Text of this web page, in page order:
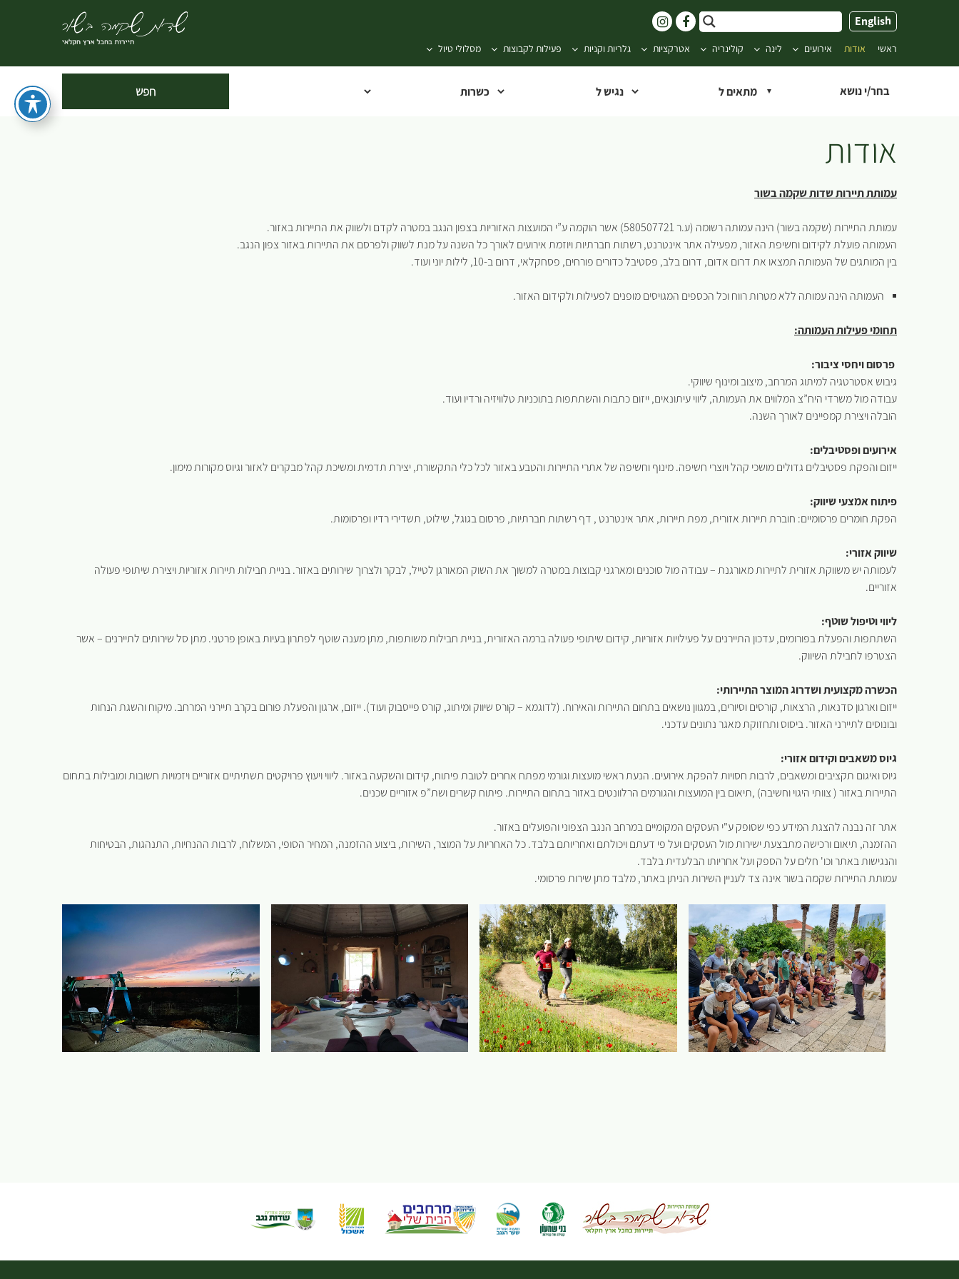
English
ראשי אודות אירועים לינה קולינריה אטרקציות גלריות וקניות פעילות לקבוצות מסלולי טיול
בחר/י נושא
אודות
עמותת תיירות שדות שקמה בשור
עמותת התיירות (שקמה בשור) הינה עמותה רשומה (ע.ר 580507721) אשר הוקמה ע”י המועצות האזוריות בצפון הנגב במטרה לקדם ולשווק את התיירות באזור.
העמותה פועלת לקידום וחשיפת האזור, מפעילה אתר אינטרנט, רשתות חברתיות ויוזמת אירועים לאורך כל השנה על מנת לשווק ולפרסם את התיירות באזור צפון הנגב.
בין המותגים של העמותה תמצאו את דרום אדום, דרום בלב, פסטיבל כדורים פורחים, פסחקלאי, דרום ב-10, לילות יוני ועוד.
העמותה הינה עמותה ללא מטרות רווח וכל הכספים המגויסים מופנים לפעילות ולקידום האזור.
תחומי פעילות העמותה:
פרסום ויחסי ציבור:
גיבוש אסטרטגיה למיתוג המרחב, מיצוב ומינוף שיווקי.
עבודה מול משרדי היח”צ המלווים את העמותה, ליווי עיתונאים, ייזום כתבות והשתתפות בתוכניות טלוויזיה ורדיו ועוד.
הובלה ויצירת קמפיינים לאורך השנה.
אירועים ופסטיבלים:
ייזום והפקת פסטיבלים גדולים מושכי קהל ויוצרי חשיפה. מינוף וחשיפה של אתרי התיירות והטבע באזור לכל כלי התקשורת, יצירת תדמית ומשיכת קהל מבקרים לאזור וגיוס מקורות מימון.
פיתוח אמצעי שיווק:
הפקת חומרים פרסומיים: חוברת תיירות אזורית, מפת תיירות, אתר אינטרנט , דף רשתות חברתיות, פרסום בגוגל, שילוט, תשדירי רדיו ופרסומות.
שיווק אזורי:
לעמותה יש משווקת אזורית לתיירות מאורגנת – עבודה מול סוכנים ומארגני קבוצות במטרה למשוך את השוק המאורגן לטייל, לבקר ולצרוך שירותים באזור. בניית חבילות תיירות אזוריות ויצירת שיתופי פעולה
אזוריים.
ליווי וטיפול שוטף:
השתתפות והפעלת בפורומים, עדכון התיירנים על פעילויות אזוריות, קידום שיתופי פעולה ברמה האזורית, בניית חבילות משותפות, מתן מענה שוטף לפתרון בעיות באופן פרטני. מתן סל שירותים לתיירנים – אשר
הצטרפו לחבילת השיווק.
הכשרה מקצועית ושדרוג המוצר התיירותי:
ייזום וארגון סדנאות, הרצאות, קורסים וסיורים, במגוון נושאים בתחום התיירות והאירוח. (לדוגמא – קורס שיווק ומיתוג, קורס פייסבוק ועוד). ייזום, ארגון והפעלת פורום בקרב תיירני המרחב. מיקוח והשגת הנחות
ובונוסים לתיירני האזור. ביסוס ותחזוקת מאגר נתונים עדכני.
גיוס משאבים וקידום אזורי:
גיוס ואיגום תקציבים ומשאבים, לרבות חסויות להפקת אירועים. הנעת ראשי מועצות וגורמי מפתח אחרים לטובת פיתוח, קידום והשקעה באזור. ליווי ויעוץ פרויקטים תשתיתיים אזוריים ויזמויות חשובות ומובילות בתחום
התיירות באזור ( צוותי היגוי וחשיבה) ,תיאום בין המועצות והגורמים הרלוונטים באזור בתחום התיירות. פיתוח קשרים ושת”פ אזוריים שכנים.
אתר זה נבנה להצגת המידע כפי שסופק ע"י העסקים המקומיים במרחב הנגב הצפוני והפועלים באזור.
ההזמנה, תיאום ורכישה מתבצעת ישירות מול העסקים ועל פי דעתם ויכולתם ואחריותם בלבד. כל האחריות על המוצר, השירות, ביצוע ההזמנה, המחיר הסופי, המשלוח, לרבות ההנחיות, התנהגות, הבטיחות
והנגישות באתר וכו' חלים על הספק ועל אחריותו הבלעדית בלבד.
עמותת התיירות שקמה בשור אינה צד לעניין השירות הניתן באתר, מלבד מתן שירות פרסומי.